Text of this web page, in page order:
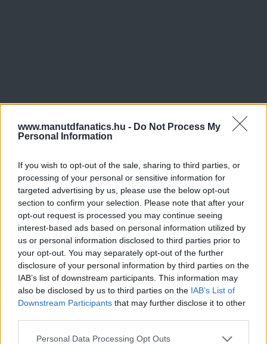
www.manutdfanatics.hu - Do Not Process My
Personal Information
If you wish to opt-out of the sale, sharing to third parties, or
processing of your personal or sensitive information for
targeted advertising by us, please use the below opt-out
section to confirm your selection. Please note that after your
opt-out request is processed you may continue seeing
interest-based ads based on personal information utilized by
us or personal information disclosed to third parties prior to
your opt-out. You may separately opt-out of the further
disclosure of your personal information by third parties on the
IAB’s list of downstream participants. This information may
also be disclosed by us to third parties on the IAB’s List of
Downstream Participants that may further disclose it to other
Please note that this website/app uses one or more Google
Personal Data Processing Opt Outs